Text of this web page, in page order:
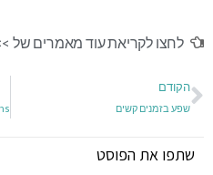
לחצו לקריאת עוד מאמרים של
הקודם
שפע בזמנים קשים
שתפו את הפוסט